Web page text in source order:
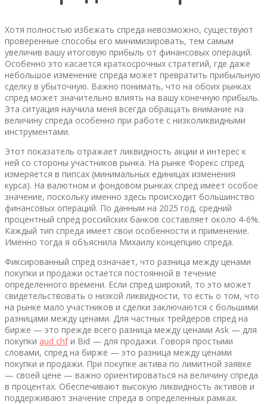
Хотя полностью избежать спреда невозможно, существуют
проверенные способы его минимизировать, тем самым
увеличив вашу итоговую прибыль от финансовых операций.
Особенно это касается краткосрочных стратегий, где даже
небольшое изменение спреда может превратить прибыльную
сделку в убыточную. Важно понимать, что на обоих рынках
спред может значительно влиять на вашу конечную прибыль.
Эта ситуация научила меня всегда обращать внимание на
величину спреда особенно при работе с низколиквидными
инструментами.
Этот показатель отражает ликвидность акции и интерес к
ней со стороны участников рынка. На рынке Форекс спред
измеряется в пипсах (минимальных единицах изменения
курса). На валютном и фондовом рынках спред имеет особое
значение, поскольку именно здесь происходит большинство
финансовых операций. По данным на 2025 год, средний
процентный спред российских банков составляет около 4-6%.
Каждый тип спреда имеет свои особенности и применение.
Именно тогда я объяснила Михаилу концепцию спреда.
Фиксированный спред означает, что разница между ценами
покупки и продажи остается постоянной в течение
определенного времени. Если спред широкий, то это может
свидетельствовать о низкой ликвидности, то есть о том, что
на рынке мало участников и сделки заключаются с большими
разницами между ценами. Для частных трейдеров спред на
бирже — это прежде всего разница между ценами Ask — для
покупки aud chfи Bid — для продажи. Говоря простыми
словами, спред на бирже — это разница между ценами
покупки и продажи. При покупке актива по лимитной заявке
— своей цене — важно ориентироваться на величину спреда
в процентах. Обеспечивают высокую ликвидность активов и
поддерживают значение спреда в определенных рамках.